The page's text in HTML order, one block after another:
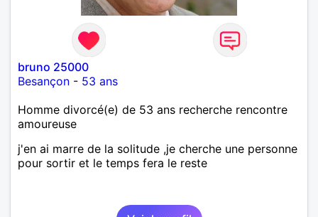
bruno 25000
Besançon - 53 ans
Homme divorcé(e) de 53 ans recherche rencontre
amoureuse
j'en ai marre de la solitude ,je cherche une personne
pour sortir et le temps fera le reste